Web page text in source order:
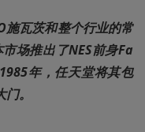
施瓦茨和整个行业的常
场推出了NES前身Fa
年，任天堂将其包
。